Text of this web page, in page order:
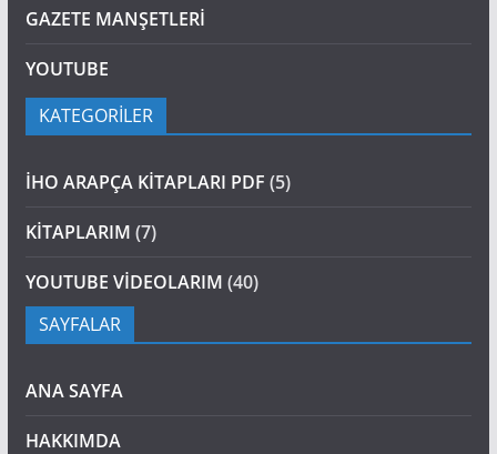
GAZETE MANŞETLERİ
YOUTUBE
KATEGORİLER
İHO ARAPÇA KİTAPLARI PDF (5)
KİTAPLARIM (7)
YOUTUBE VİDEOLARIM (40)
SAYFALAR
ANA SAYFA
HAKKIMDA